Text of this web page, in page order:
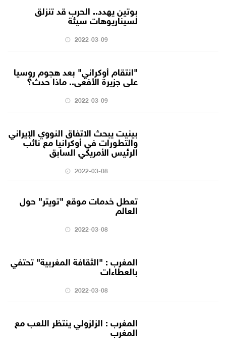
بوتين يهدد.. الحرب قد تنزلق
لسيناريوهات سيئة
2022-03-09
"انتقام أوكراني" بعد هجوم روسيا
على جزيرة الأفعى.. ماذا حدث؟
2022-03-09
بينيت يبحث الاتفاق النووي الإيراني
والتطورات في أوكرانيا مع نائب
الرئيس الأمريكي السابق
2022-03-08
تعطل خدمات موقع "تويتر" حول
العالم
2022-03-08
المغرب : "الثقافة المغربية" تحتفي
بالعطاءات
2022-03-08
المغرب : الزلزولي ينتظر اللعب مع
المغرب